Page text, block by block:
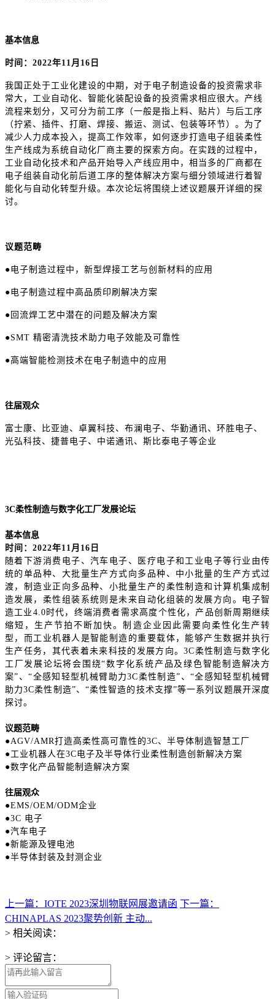
基本信息
时间： 2022年11月16日
我国正处于工业化建设的中期，对于电子制造设备的投资需求非
常大，工业自动化、智能化装配设备的投资需求相应很大。产线
流程来划分，又可分为前工序（一般是指上料、贴片）与后工序
（拧紧、插件、打磨、焊接、搬运、测试、包装等环节）。为了
减少人力成本投入，提高工作效率，如何逐步打造电子组装柔性
生产线成为系统自动化厂商主要的探索方向。在实践的过程中，
工业自动化技术和产品开始导入产线应用中，相当多的厂商都在
电子组装自动化前后道工序的整体解决方案与细分领域进行着智
能化与自动化转型升级。本次论坛将围绕上述议题展开详细的探
讨。
议题范畴
●电子制造过程中，新型焊接工艺与创新材料的应用
●电子制造过程中高品质印刷解决方案
●回流焊工艺中潜在的问题及解决方案
●SMT 精密清洗技术助力电子效能及可靠性
●高端智能检测技术在电子制造中的应用
往届观众
富士康、比亚迪、卓翼科技、布澜电子、华勤通讯、环胜电子、
光弘科技、捷普电子、中诺通讯、斯比泰电子等企业
3C柔性制造与数字化工厂发展论坛
基本信息
时间： 2022年11月16日
随着下游消费电子、汽车电子、医疗电子和工业电子等行业由传
统的单品种、大批量生产方式向多品种、中小批量的生产方式过
渡，制造业正向多品种、小批量生产的柔性制造和计算机集成制
造发展，柔性组装系统则是未来自动化组装的发展方向。电子智
造工业 4.0时代，终端消费者需求高度个性化，产品创新周期继续
缩短，生产节拍不断加快。制造企业因此需要向柔性化生产转
型，而工业机器人是智能制造的重要载体，能够产生数据并执行
生产任务，其代表着未来科技的发展方向。3C柔性制造与数字化
工厂发展论坛将会围绕“数字化系统产品及绿色智能制造解决方
案”、“全感知轻型机械臂助力3C柔性制造”、“全感知轻型机械臂
助力3C柔性制造”、“柔性智造的技术支撑”等一系列议题展开深度
探讨。
议题范畴
●AGV/AMR打造高柔性高可靠性的3C、半导体制造智慧工厂
●工业机器人在3C电子及半导体行业柔性制造创新解决方案
●数字化产品智能制造解决方案
往届观众
●EMS/OEM/ODM企业
●3C 电子
●汽车电子
●新能源及锂电池
●半导体封装及封测企业
上一篇：IOTE 2023深圳物联网展邀请函 下一篇：
CHINAPLAS 2023聚势创新 主动...
> 相关阅读：
> 评论留言：